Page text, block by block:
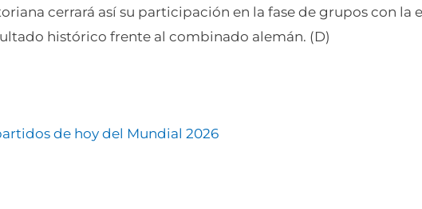
cerrará así su participación en la fase de grupos con la
histórico frente al combinado alemán. (D)
de hoy del Mundial 2026